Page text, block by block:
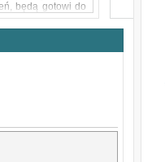
będą gotowi do